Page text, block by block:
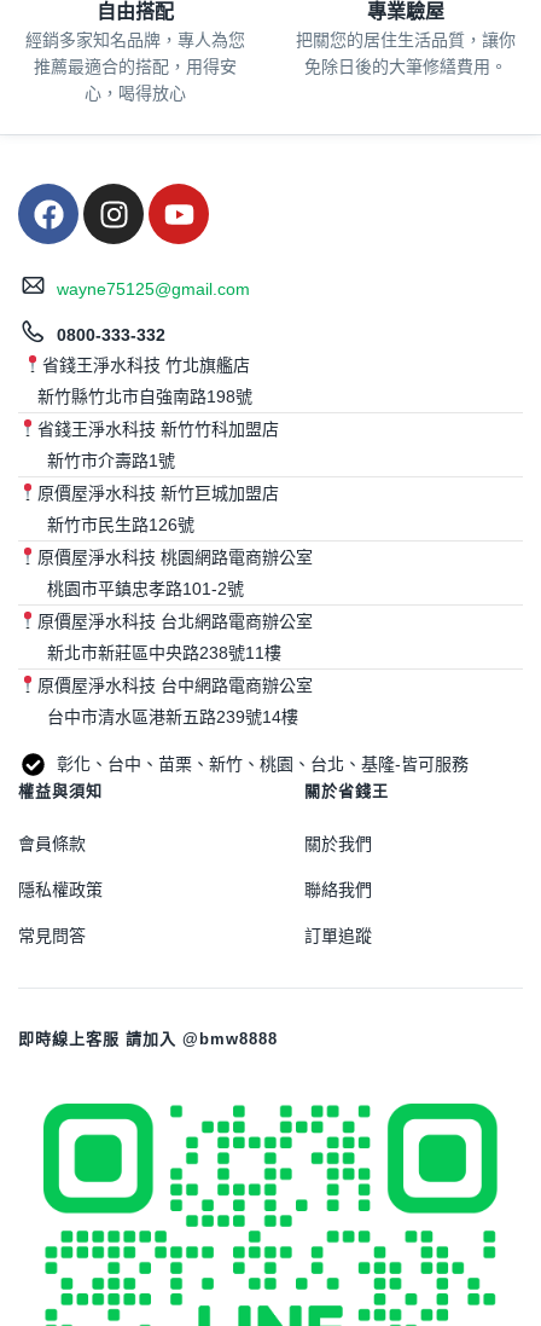
自由搭配
經銷多家知名品牌，專人為您
推薦最適合的搭配，用得安
心，喝得放心
專業驗屋
把關您的居住生活品質， 讓你
免除日後的大筆修繕費用。
wayne75125@gmail.com
0800-333-332
省錢王淨水科技 竹北旗艦店
新竹縣竹北市自強南路198號
省錢王淨水科技 新竹竹科加盟店
新竹市介壽路1號
原價屋淨水科技 新竹巨城加盟店
新竹市民生路126號
原價屋淨水科技 桃園網路電商辦公室
桃園市平鎮忠孝路101-2號
原價屋淨水科技 台北網路電商辦公室
新北市新莊區中央路238號11樓
原價屋淨水科技 台中網路電商辦公室
台中市清水區港新五路239號14樓
彰化、台中、苗栗、新竹、桃園、台北、基隆-皆可服務
權益與須知
會員條款
隱私權政策
常見問答
關於省錢王
關於我們
聯絡我們
訂單追蹤
即時線上客服 請加入 @bmw8888